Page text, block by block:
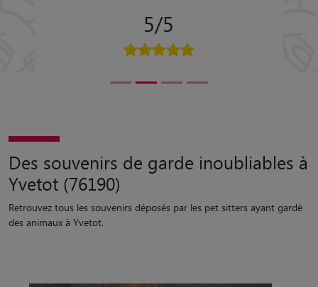
5/5
Des souvenirs de garde inoubliables à
Yvetot (76190)
Retrouvez tous les souvenirs déposés par les pet sitters ayant gardé
des animaux à Yvetot.